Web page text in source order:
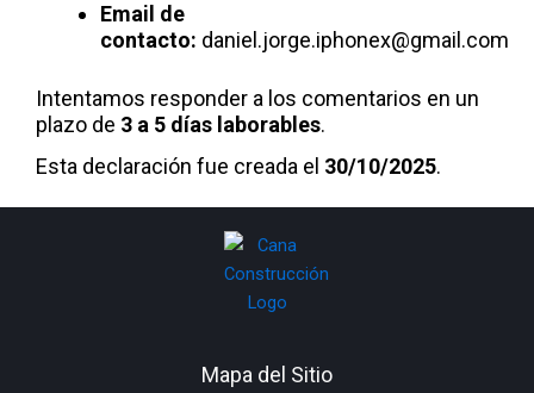
Email de
contacto: daniel.jorge.iphonex@gmail.com
Intentamos responder a los comentarios en un
plazo de 3 a 5 días laborables.
Esta declaración fue creada el 30/10/2025.
Mapa del Sitio